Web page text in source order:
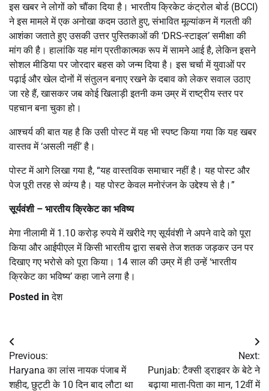
इस खबर ने लोगों को चौंका दिया है। भारतीय क्रिकेट कंट्रोल बोर्ड (BCCI)
ने इस मामले में एक अनोखा कदम उठाते हुए, संभावित मूल्यांकन में गलती की
आशंका जताते हुए उसकी उत्तर पुस्तिकाओं की ‘DRS-स्टाइल’ समीक्षा की
मांग की है। हालांकि यह मांग प्रतीकात्मक रूप में सामने आई है, लेकिन इसने
सोशल मीडिया पर जोरदार बहस को जन्म दिया है। इस चर्चा में युवाओं पर
पढ़ाई और खेल दोनों में संतुलन बनाए रखने के दबाव को लेकर सवाल उठाए
जा रहे हैं, खासकर जब कोई खिलाड़ी इतनी कम उम्र में राष्ट्रीय स्तर पर
पहचान बना चुका हो।
आश्चर्य की बात यह है कि उसी पोस्ट में यह भी स्पष्ट किया गया कि यह खबर
वास्तव में ‘असली नहीं’ है।
पोस्ट में आगे लिखा गया है, “यह वास्तविक समाचार नहीं है। यह पोस्ट और
पेज पूरी तरह से व्यंग्य है। यह पोस्ट केवल मनोरंजन के उद्देश्य से है।”
सूर्यवंशी – भारतीय क्रिकेट का भविष्य
मेगा नीलामी में 1.10 करोड़ रुपये में खरीदे गए सूर्यवंशी ने अपने वादे को पूरा
किया और आईपीएल में किसी भारतीय द्वारा सबसे तेज शतक जड़कर उन पर
दिखाए गए भरोसे को पूरा किया। 14 साल की उम्र में ही उन्हें ‘भारतीय
क्रिकेट का भविष्य’ कहा जाने लगा है।
Posted inदेश
Post
navigation
Previous:
Haryana का लांस नायक पंजाब में
शहीद, छुट्टी के 10 दिन बाद लौटा था
Next:
Punjab: टैक्सी ड्राइवर के बेटे ने
बढ़ाया माता-पिता का मान, 12वीं में